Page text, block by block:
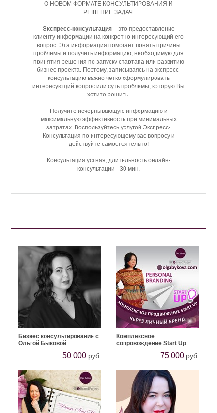
О НОВОМ ФОРМАТЕ КОНСУЛЬТИРОВАНИЯ И
РЕШЕНИЕ ЗАДАЧ:
Экспресс-консультация– это предоставление
клиенту информации на конкретно интересующий его
вопрос. Эта информация помогает понять причины
проблемы и получить информацию, необходимую для
принятия решения по запуску стартапа или развитию
бизнес проекта. Поэтому, записываясь на экспресс-
консультацию важно четко сформулировать
интересующий вопрос или суть проблемы, которую Вы
хотите решить.
Получите исчерпывающую информацию и
максимальную эффективность при минимальных
затратах. Воспользуйтесь услугой Экспресс-
Консультация по интересующему вас вопросу и
действуйте самостоятельно!
Консультация устная, длительность онлайн-
консультации - 30 мин.
Бизнес консультирование с
Ольгой Быковой
50 000руб.
Комплексное
сопровождение Start Up
75 000руб.